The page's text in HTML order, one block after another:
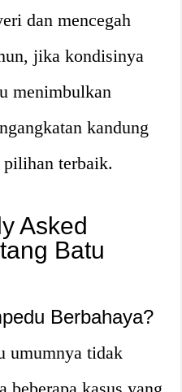
dan mencegah
jika kondisinya
menimbulkan
kandung
pilihan terbaik.
Asked
Batu
Berbahaya?
umumnya tidak